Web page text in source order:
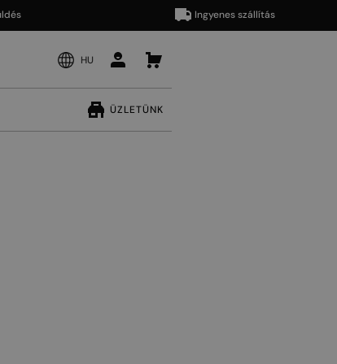
Ingyenes szállítás
HU
ÜZLETÜNK